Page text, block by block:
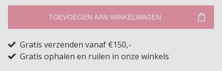
TOEVOEGEN AAN WINKELWAGEN
Gratis verzenden vanaf €150,-
Gratis ophalen en ruilen in onze winkels